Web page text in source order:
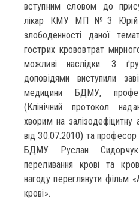
вступним словом до
лікар КМУ МП №3 Юрій
злободенності даної
гострих крововтрат
можливі наслідки. З
доповідями виступили
медицини БДМУ,
(Клінічний протокол
хворим на
від 30.07.2010) та професор
БДМУ Руслан Сидорчук
переливання крові та
нагоду переглянути фільм
крові».